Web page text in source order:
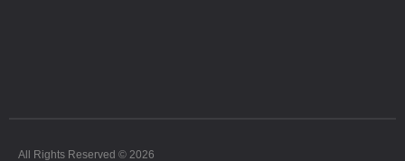
All Rights Reserved © 2026